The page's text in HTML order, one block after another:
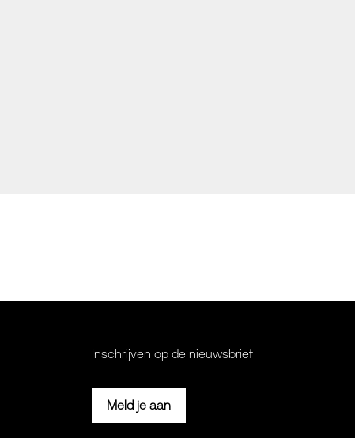
Inschrijven op de nieuwsbrief
Meld je aan